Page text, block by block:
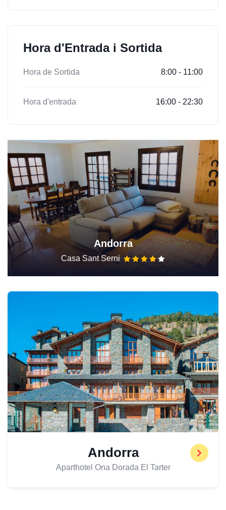
Hora d'Entrada i Sortida
Hora de Sortida 8:00 - 11:00
Hora d'entrada 16:00 - 22:30
Andorra
Casa Sant Serni
Andorra
Aparthotel Ona Dorada El Tarter